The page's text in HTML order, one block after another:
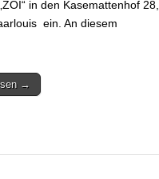
in den Kasemattenhof 28,
ein. An diesem
→